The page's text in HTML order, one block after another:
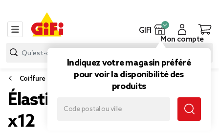
GIFI
Indiquez votre magasin préféré
pour voir la disponibilité des
produits
Mon compte
Coiffure
Élastique latex ondulé noir
x12